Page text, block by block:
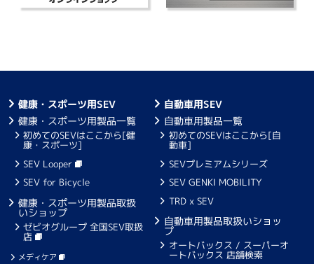
健康・スポーツ用SEV
健康・スポーツ用製品一覧
初めてのSEVはここから[健
康・スポーツ]
SEV Looper
SEV for Bicycle
健康・スポーツ用製品取扱
いショップ
ゼビオグループ 全国SEV取扱
店
メディケア
自動車用SEV
自動車用製品一覧
初めてのSEVはここから[自
動車]
SEVプレミアムシリーズ
SEV GENKI MOBILITY
TRD x SEV
自動車用製品取扱いショッ
プ
オートバックス / スーパーオ
ートバックス 店舗検索